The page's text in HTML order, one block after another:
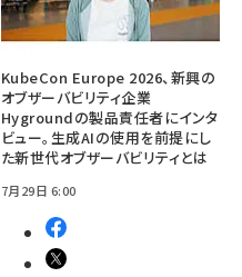
KubeCon Europe 2026、新興の
オブザーバビリティ企業
Hygroundの製品責任者にインタ
ビュー。生成AIの使用を前提にし
た新世代オブザーバビリティとは
7月29日 6:00